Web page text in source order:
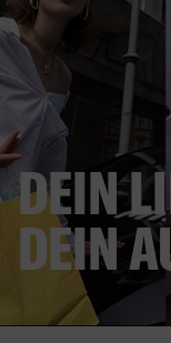
DEIN
DEIN